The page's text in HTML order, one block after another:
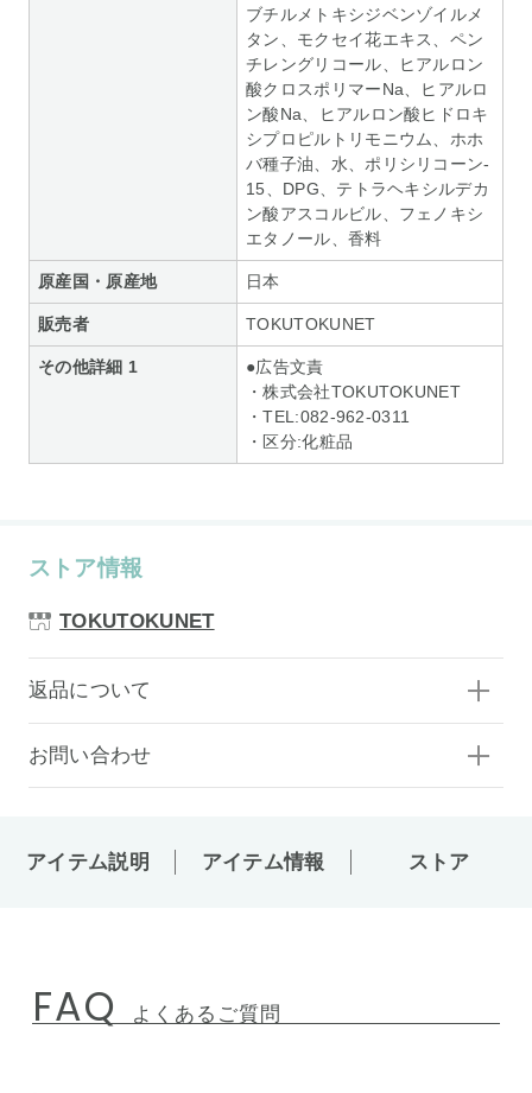
ブチルメトキシジベンゾイルメ
タン、モクセイ花エキス、ペン
チレングリコール、ヒアルロン
酸クロスポリマーNa、ヒアルロ
ン酸Na、ヒアルロン酸ヒドロキ
シプロピルトリモニウム、ホホ
バ種子油、水、ポリシリコーン-
15、DPG、テトラヘキシルデカ
ン酸アスコルビル、フェノキシ
エタノール、香料
原産国・原産地 日本
販売者 TOKUTOKUNET
その他詳細 1
●広告文責
・株式会社TOKUTOKUNET
・TEL:082-962-0311
・区分:化粧品
ストア情報
TOKUTOKUNET
返品について
お問い合わせ
アイテム説明 アイテム情報 ストア
FAQ よくあるご質問